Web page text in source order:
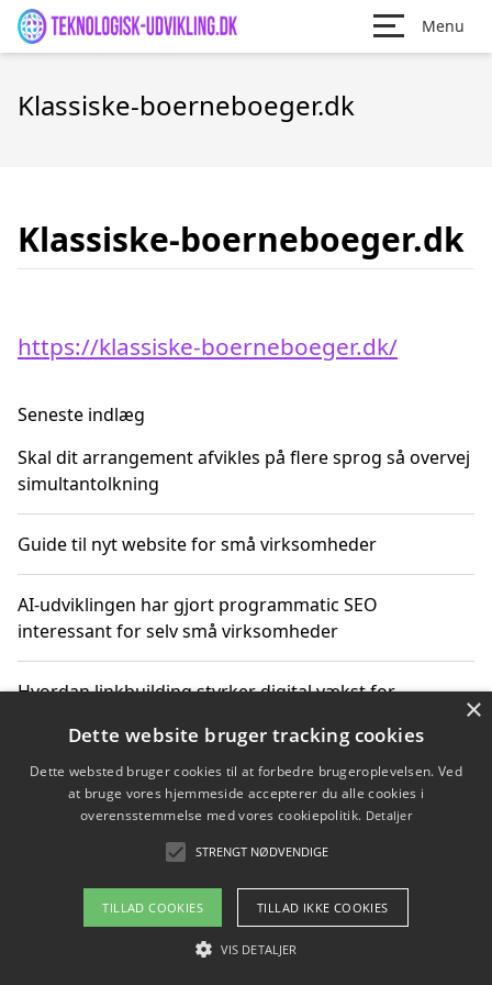
Menu
Klassiske-boerneboeger.dk
Klassiske-boerneboeger.dk
https://klassiske-boerneboeger.dk/
Seneste indlæg
Skal dit arrangement afvikles på flere sprog så overvej
simultantolkning
Guide til nyt website for små virksomheder
AI-udviklingen har gjort programmatic SEO
interessant for selv små virksomheder
Hvordan linkbuilding styrker digital vækst for
Sådan har udviklingen inden for genbrug af elektronik
ændret sig
Copyright 2026 - Pilanto Aps
Om / kontakt
×
Dette website bruger tracking cookies
Dette websted bruger cookies til at forbedre brugeroplevelsen. Ved
at bruge vores hjemmeside accepterer du alle cookies i
overensstemmelse med vores cookiepolitik. Detaljer
STRENGT NØDVENDIGE
TILLAD COOKIES TILLAD IKKE COOKIES
VIS DETALJER